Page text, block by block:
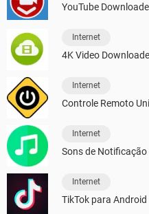
YouTube
Internet
4K Video
Internet
Controle Remoto
Internet
Sons de Notificação
Internet
TikTok para Android